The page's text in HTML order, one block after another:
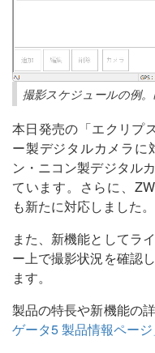
撮影スケジュールの例
本日発売の「エクリプ
ー製デジタルカメラに
ン・ニコン製デジタル
ています。さらに、
も新たに対応しました。
また、新機能としてラ
ー上で撮影状況を確認
ます。
製品の特長や新機能の
ゲータ5 製品情報ページ